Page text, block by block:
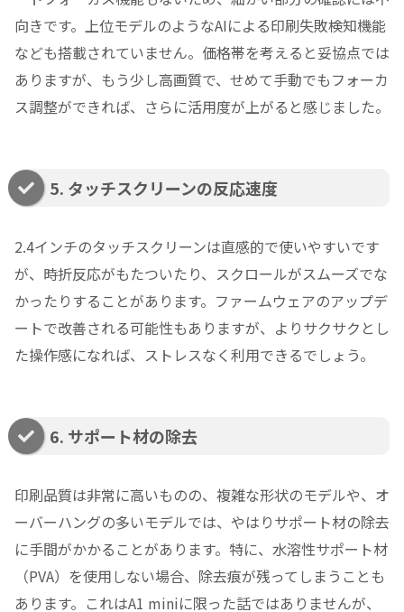
向きです。上位モデルのようなAIによる印刷失敗検知機能
なども搭載されていません。価格帯を考えると妥協点では
ありますが、もう少し高画質で、せめて手動でもフォーカ
ス調整ができれば、さらに活用度が上がると感じました。
5. タッチスクリーンの反応速度
2.4インチのタッチスクリーンは直感的で使いやすいです
が、時折反応がもたついたり、スクロールがスムーズでな
かったりすることがあります。ファームウェアのアップデ
ートで改善される可能性もありますが、よりサクサクとし
た操作感になれば、ストレスなく利用できるでしょう。
6. サポート材の除去
印刷品質は非常に高いものの、複雑な形状のモデルや、オ
ーバーハングの多いモデルでは、やはりサポート材の除去
に手間がかかることがあります。特に、水溶性サポート材
（PVA）を使用しない場合、除去痕が残ってしまうことも
あります。これはA1 miniに限った話ではありませんが、